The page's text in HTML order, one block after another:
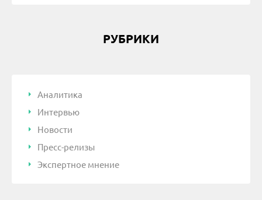
РУБРИКИ
Аналитика
Интервью
Новости
Пресс-релизы
Экспертное мнение